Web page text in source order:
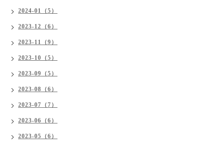
2024-01（5）
2023-12（6）
2023-11（9）
2023-10（5）
2023-09（5）
2023-08（6）
2023-07（7）
2023-06（6）
2023-05（6）